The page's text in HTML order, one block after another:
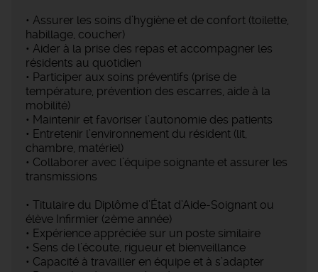
• Assurer les soins d’hygiène et de confort (toilette,
habillage, coucher)
• Aider à la prise des repas et accompagner les
résidents au quotidien
• Participer aux soins préventifs (prise de
température, prévention des escarres, aide à la
mobilité)
• Maintenir et favoriser l’autonomie des patients
• Entretenir l’environnement du résident (lit,
chambre, matériel)
• Collaborer avec l’équipe soignante et assurer les
transmissions
• Titulaire du Diplôme d’État d’Aide-Soignant ou
élève Infirmier (2ème année)
• Expérience appréciée sur un poste similaire
• Sens de l’écoute, rigueur et bienveillance
• Capacité à travailler en équipe et à s’adapter